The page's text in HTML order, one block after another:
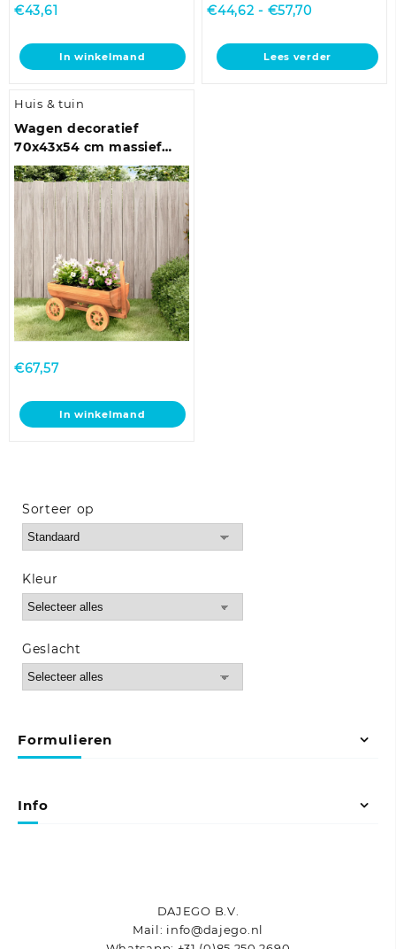
€43,61
In winkelmand
€44,62 - €57,70Prijsklasse:
tot
€57,70
Lees verder
Huis & tuin
Wagen decoratief
70x43x54 cm massief
vurenhout
€67,57
In winkelmand
Sorteer op
Sort Products
Kleur
Geslacht
Formulieren
Info
DAJEGO B.V.
Mail: info@dajego.nl